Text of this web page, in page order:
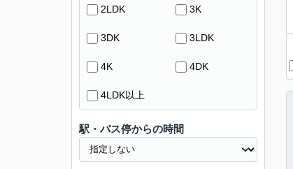
2LDK 3K
3DK 3LDK
4K 4DK
4LDK以上
駅・バス停からの時間